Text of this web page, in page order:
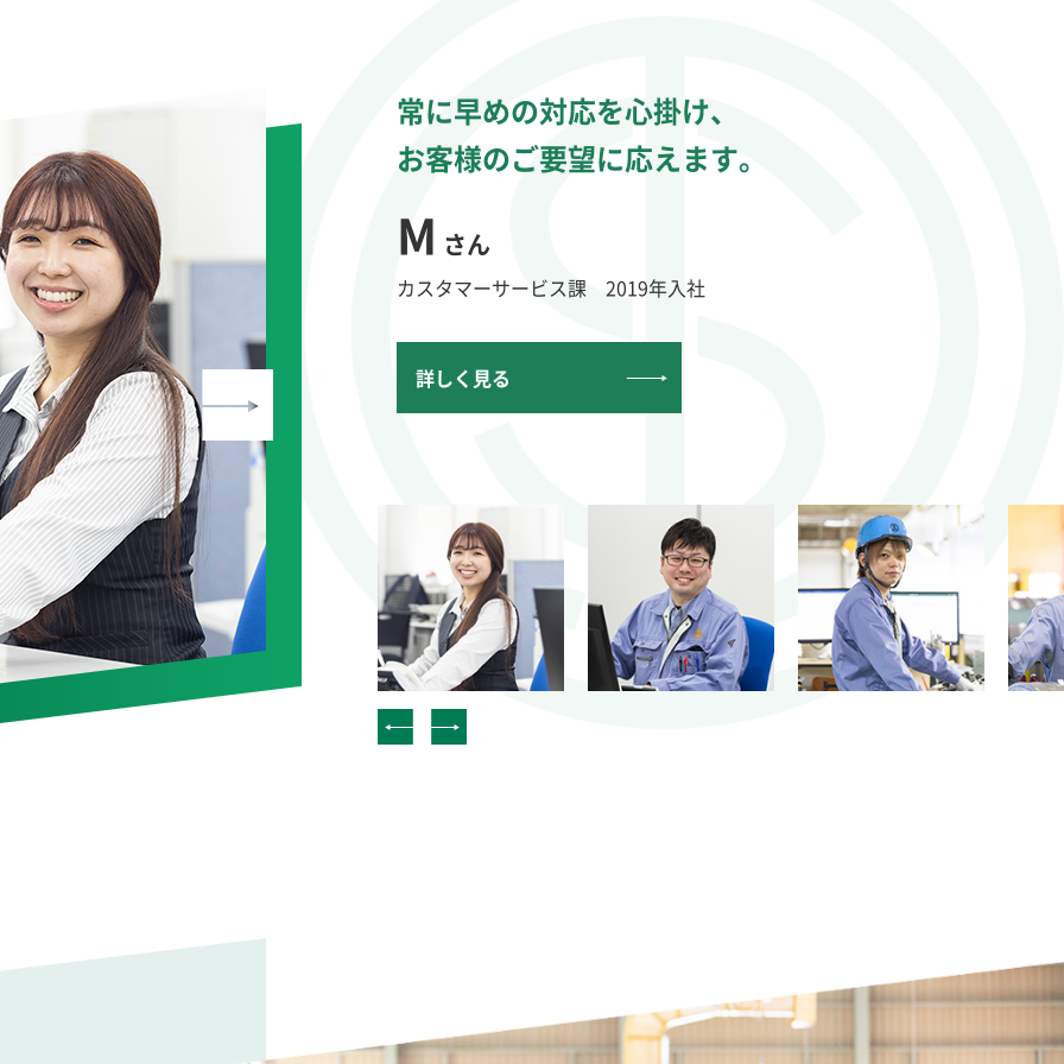
常に早めの対応を心掛け、
お客様のご要望に応えます。
M さん
カスタマーサービス課 2019年入社
詳しく見る
未経験の業界にチャレンジ。
育休取得し、プライベートも充実。
Yさん
営業第一グループ 2016年入社
詳しく見る
未経験でも大丈夫。
場数をこなして仕事を覚える。
M さん
生産部 生産第二課 2022年入社
詳しく見る
製造業の経験活かし、
派遣から正社員にステップアップ。
Sさん
生産部 生産第一課 2019年入社
詳しく見る
常に早めの対応を心掛け、
お客様のご要望に応えます。
M さん
カスタマーサービス課 2019年入社
詳しく見る
未経験の業界にチャレンジ。
育休取得し、プライベートも充実。
Yさん
営業第一グループ 2016年入社
詳しく見る
未経験でも大丈夫。
場数をこなして仕事を覚える。
M さん
生産部 生産第二課 2022年入社
詳しく見る
製造業の経験活かし、
派遣から正社員にステップアップ。
Sさん
生産部 生産第一課 2019年入社
詳しく見る